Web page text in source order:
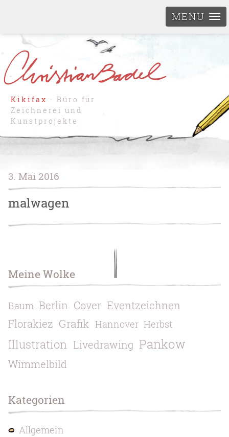
MENU
Kikifax - Büro für
Zeichnerei und
Kunstprojekte
3. Mai 2016
malwagen
Meine Wolke
Baum Berlin Cover Eventzeichnen
Florakiez Grafik Hannover Herbst
Illustration Livedrawing Pankow
Wimmelbild
Kategorien
Allgemein